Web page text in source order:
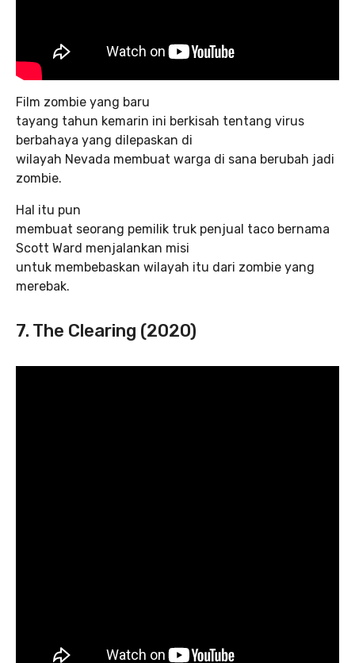
Film zombie yang baru
tayang tahun kemarin ini berkisah tentang virus
berbahaya yang dilepaskan di
wilayah Nevada membuat warga di sana berubah jadi
zombie.
Hal itu pun
membuat seorang pemilik truk penjual taco bernama
Scott Ward menjalankan misi
untuk membebaskan wilayah itu dari zombie yang
merebak.
7. The Clearing (2020)